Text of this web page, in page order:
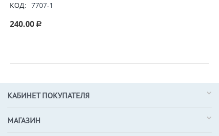
КОД: 7707-1
240.00 Р
КАБИНЕТ ПОКУПАТЕЛЯ
МАГАЗИН